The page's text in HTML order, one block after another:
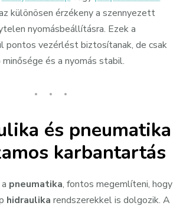
különösen érzékeny a szennyezett
nyomásbeállításra. Ezek a
pontos vezérlést biztosítanak, de csak
és a nyomás stabil.
és pneumatika
karbantartás
pneumatika, fontos megemlíteni, hogy
hidraulika rendszerekkel is dolgozik. A